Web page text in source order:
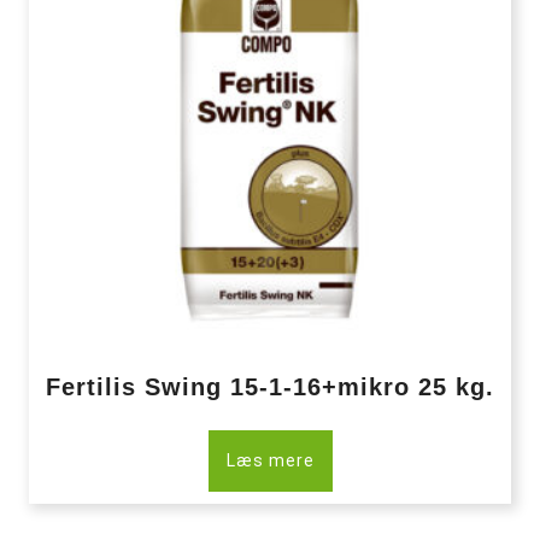
Fertilis Swing 15-1-16+mikro 25 kg.
Læs mere